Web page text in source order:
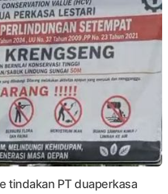
tindakan PT duaperkasa